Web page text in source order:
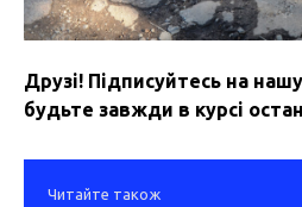
Друзі! Підписуйтесь на нашу
будьте завжди в курсі
Читайте також